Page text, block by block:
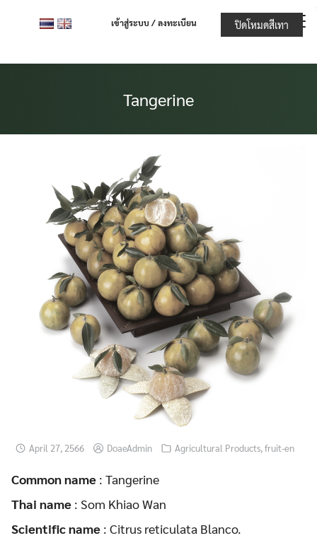
เข้าสู่ระบบ / ลงทะเบียน
Tangerine
April 27, 2566 DoaeAdmin Agricultural Products,fruit-en
Common name : Tangerine
Thai name : Som Khiao Wan
Scientific name : Citrus reticulata Blanco.
ปิดโหมดสีเทา